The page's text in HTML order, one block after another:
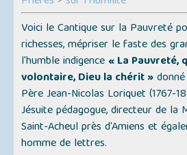
Voici le Cantique sur la Pauvreté
richesses, mépriser le faste des
l'humble indigence « La Pauvreté,
volontaire, Dieu la chérit »
Père Jean-Nicolas Loriquet (1767-
Jésuite pédagogue, directeur de la
Saint-Acheul près d'Amiens et
homme de lettres.